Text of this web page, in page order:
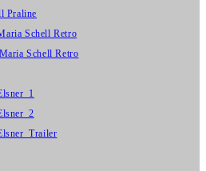
Praline
Schell Retro
Schell Retro